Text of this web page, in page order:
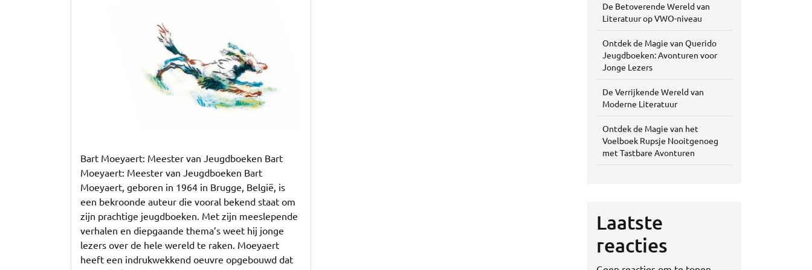
van
de
Jeugdboeken
Bart Moeyaert: Meester van Jeugdboeken Bart
Moeyaert: Meester van Jeugdboeken Bart
Moeyaert, geboren in 1964 in Brugge, België, is
een bekroonde auteur die vooral bekend staat om
zijn prachtige jeugdboeken. Met zijn meeslepende
verhalen en diepgaande thema’s weet hij jonge
lezers over de hele wereld te raken. Moeyaert
heeft een indrukwekkend oeuvre opgebouwd dat
De Betoverende Wereld van
Literatuur op VWO-niveau
Ontdek de Magie van Querido
Jeugdboeken: Avonturen voor
Jonge Lezers
De Verrijkende Wereld van
Moderne Literatuur
Ontdek de Magie van het
Voelboek Rupsje Nooitgenoeg
met Tastbare Avonturen
Laatste
reacties